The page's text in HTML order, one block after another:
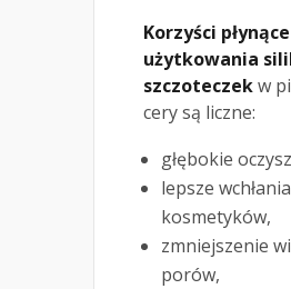
Korzyści
użytkowania
szczoteczekw
cery są liczne:
głębokie
lepsze
kosmetyków,
zmniejszenie
porów,